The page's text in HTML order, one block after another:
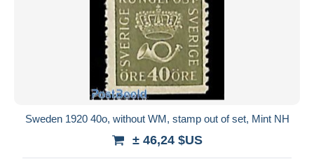
Sweden 1920 40o, without WM, stamp out of set, Mint NH
± 46,24 $US